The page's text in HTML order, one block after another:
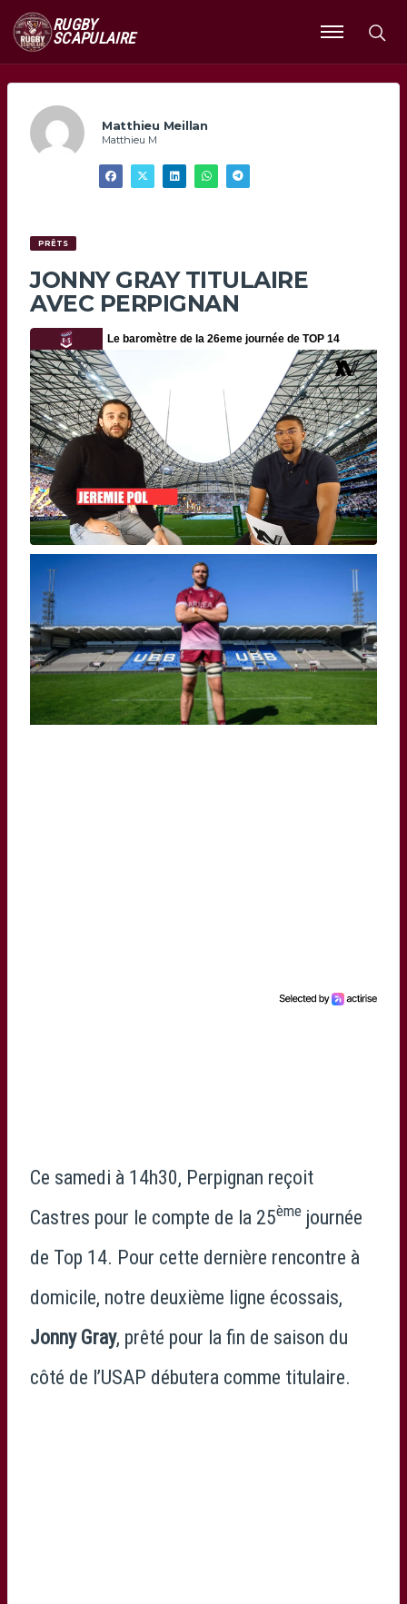
RUGBY
SCAPULAIRE
Ouvrir
le
Matthieu Meillan
Matthieu M
PRÊTS
JONNY GRAY TITULAIRE
AVEC PERPIGNAN
Ce samedi à 14h30, Perpignan reçoit
Castres pour le compte de la 25ème journée
de Top 14. Pour cette dernière rencontre à
domicile, notre deuxième ligne écossais,
Jonny Gray, prêté pour la fin de saison du
côté de l’USAP débutera comme titulaire.